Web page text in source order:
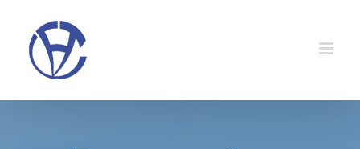
content